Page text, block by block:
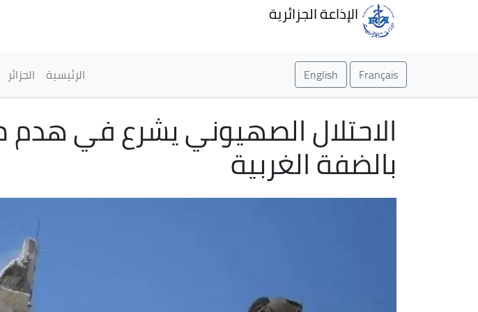
الإذاعة الجزائرية
Français
English القائمة
الرئيسية الجزائر
الاحتلال الصهيوني يشرع في
بالضفة الغربية